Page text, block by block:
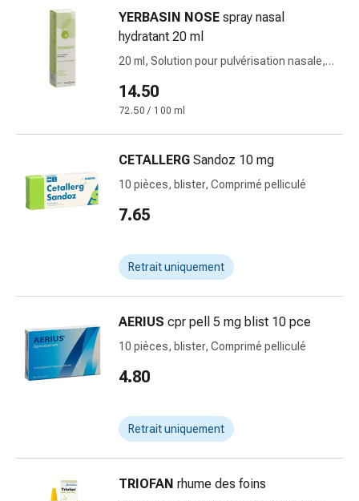
pansements
Pansements
adhésifs
Traitement
plaies
plaies
Bandes
plaies
et
adhésifs
Pommade
tirer
médicaux
Troubles
YERBASIN NOSE spray nasal
hydratant 20 ml
20 ml, Solution pour pulvérisation nasale,
14.50
72.50 / 100 ml
CETALLERG Sandoz 10 mg
10 pièces, blister, Comprimé pelliculé
7.65
Retrait uniquement
AERIUS cpr pell 5 mg blist 10 pce
10 pièces, blister, Comprimé pelliculé
4.80
Retrait uniquement
TRIOFAN rhume des foins